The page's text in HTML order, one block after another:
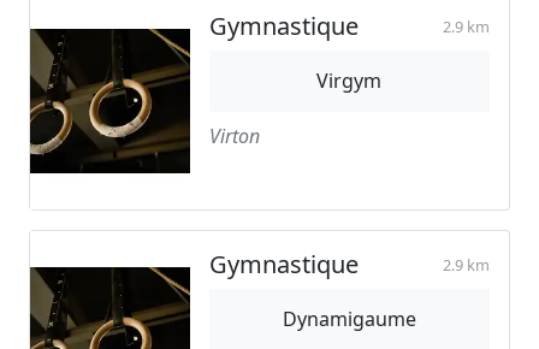
Gymnastique 2.9 km
Virgym
Virton
Gymnastique 2.9 km
Dynamigaume